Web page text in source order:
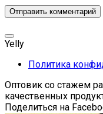
Yelly
Политика
Оптовик со стажем
качественных
Поделиться на